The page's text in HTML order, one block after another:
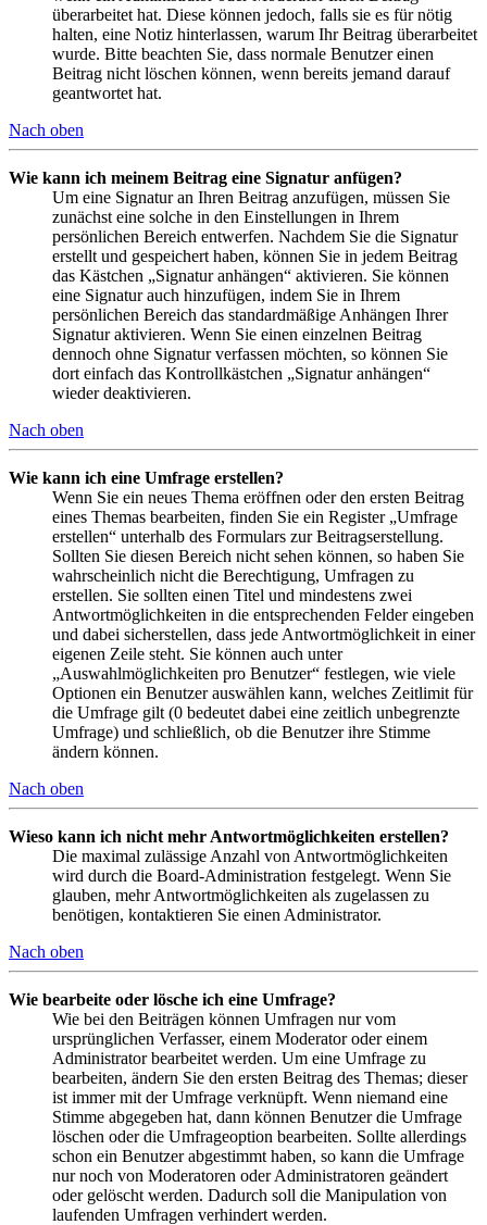
überarbeitet hat. Diese können jedoch, falls sie es für nötig
halten, eine Notiz hinterlassen, warum Ihr Beitrag überarbeitet
wurde. Bitte beachten Sie, dass normale Benutzer einen
Beitrag nicht löschen können, wenn bereits jemand darauf
geantwortet hat.
Nach oben
Wie kann ich meinem Beitrag eine Signatur anfügen?
Um eine Signatur an Ihren Beitrag anzufügen, müssen Sie
zunächst eine solche in den Einstellungen in Ihrem
persönlichen Bereich entwerfen. Nachdem Sie die Signatur
erstellt und gespeichert haben, können Sie in jedem Beitrag
das Kästchen „Signatur anhängen“ aktivieren. Sie können
eine Signatur auch hinzufügen, indem Sie in Ihrem
persönlichen Bereich das standardmäßige Anhängen Ihrer
Signatur aktivieren. Wenn Sie einen einzelnen Beitrag
dennoch ohne Signatur verfassen möchten, so können Sie
dort einfach das Kontrollkästchen „Signatur anhängen“
wieder deaktivieren.
Nach oben
Wie kann ich eine Umfrage erstellen?
Wenn Sie ein neues Thema eröffnen oder den ersten Beitrag
eines Themas bearbeiten, finden Sie ein Register „Umfrage
erstellen“ unterhalb des Formulars zur Beitragserstellung.
Sollten Sie diesen Bereich nicht sehen können, so haben Sie
wahrscheinlich nicht die Berechtigung, Umfragen zu
erstellen. Sie sollten einen Titel und mindestens zwei
Antwortmöglichkeiten in die entsprechenden Felder eingeben
und dabei sicherstellen, dass jede Antwortmöglichkeit in einer
eigenen Zeile steht. Sie können auch unter
„Auswahlmöglichkeiten pro Benutzer“ festlegen, wie viele
Optionen ein Benutzer auswählen kann, welches Zeitlimit für
die Umfrage gilt (0 bedeutet dabei eine zeitlich unbegrenzte
Umfrage) und schließlich, ob die Benutzer ihre Stimme
ändern können.
Nach oben
Wieso kann ich nicht mehr Antwortmöglichkeiten erstellen?
Die maximal zulässige Anzahl von Antwortmöglichkeiten
wird durch die Board-Administration festgelegt. Wenn Sie
glauben, mehr Antwortmöglichkeiten als zugelassen zu
benötigen, kontaktieren Sie einen Administrator.
Nach oben
Wie bearbeite oder lösche ich eine Umfrage?
Wie bei den Beiträgen können Umfragen nur vom
ursprünglichen Verfasser, einem Moderator oder einem
Administrator bearbeitet werden. Um eine Umfrage zu
bearbeiten, ändern Sie den ersten Beitrag des Themas; dieser
ist immer mit der Umfrage verknüpft. Wenn niemand eine
Stimme abgegeben hat, dann können Benutzer die Umfrage
löschen oder die Umfrageoption bearbeiten. Sollte allerdings
schon ein Benutzer abgestimmt haben, so kann die Umfrage
nur noch von Moderatoren oder Administratoren geändert
oder gelöscht werden. Dadurch soll die Manipulation von
laufenden Umfragen verhindert werden.